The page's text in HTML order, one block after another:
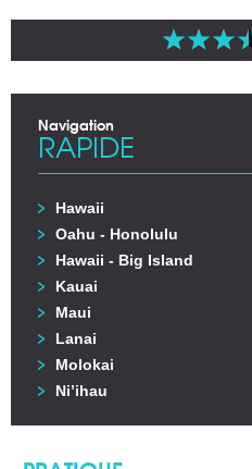
Navigation
RAPIDE
Hawaii
Oahu - Honolulu
Hawaii - Big Island
Kauai
Maui
Lanai
Molokai
Ni’ihau